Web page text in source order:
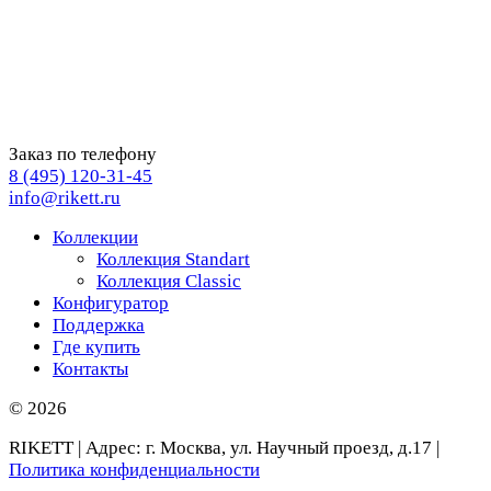
Заказ по телефону
8 (495) 120-31-45
info@rikett.ru
Коллекции
Коллекция Standart
Коллекция Classic
Конфигуратор
Поддержка
Где купить
Контакты
© 2026
RIKETT | Адрес: г. Москва, ул. Научный проезд, д.17 |
Политика конфиденциальности